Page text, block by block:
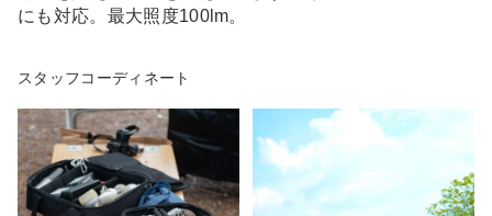
にも対応。最大照度100lm。
スタッフコーディネート